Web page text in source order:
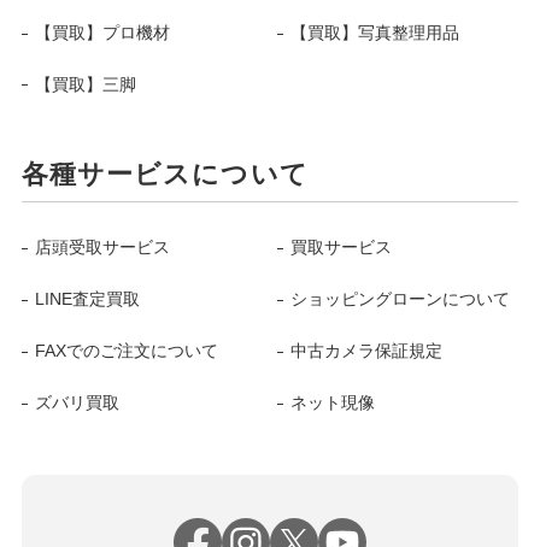
【買取】プロ機材 【買取】写真整理用品
【買取】三脚
各種サービスについて
店頭受取サービス 買取サービス
LINE査定買取 ショッピングローンについて
FAXでのご注文について 中古カメラ保証規定
ズバリ買取 ネット現像